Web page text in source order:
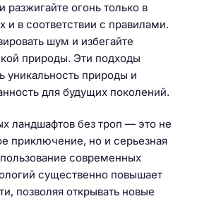
разжигайте огонь только в
и в соответствии с правилами.
шум и избегайте
природы. Эти подходы
уникальность природы и
для будущих поколений.
ландшафтов без троп — это не
приключение, но и серьезная
современных
существенно повышает
позволяя открывать новые